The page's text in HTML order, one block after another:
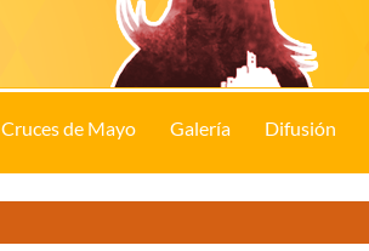
Cruces de Mayo Galería Difusión